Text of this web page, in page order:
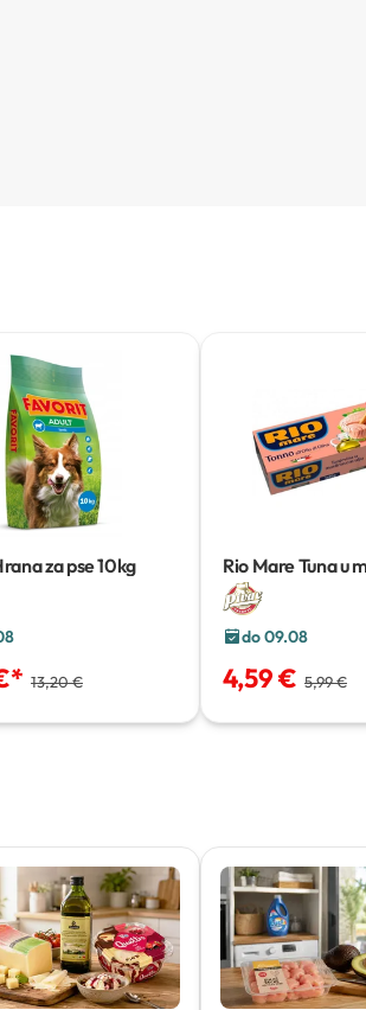
za pse10kg
* 13,20 €
Rio Mare Tuna u
ulju3x80g
do 09.08
4,59 € 5,99 €